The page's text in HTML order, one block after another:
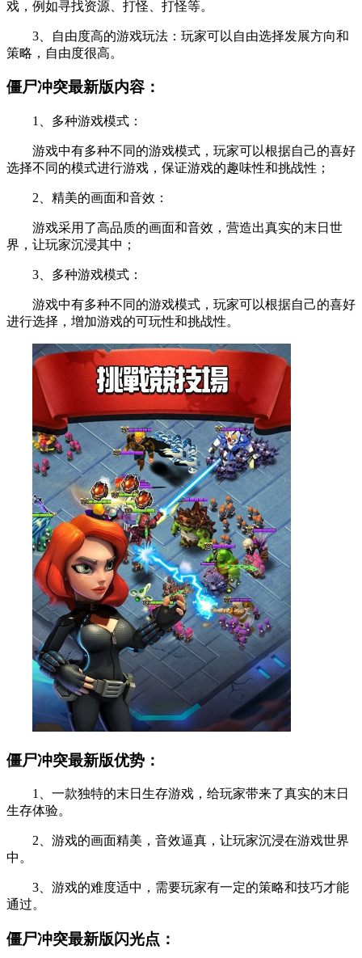
戏，例如寻找资源、打怪、打怪等。
3、自由度高的游戏玩法：玩家可以自由选择发展方向和
策略，自由度很高。
僵尸冲突最新版内容：
1、多种游戏模式：
游戏中有多种不同的游戏模式，玩家可以根据自己的喜好
选择不同的模式进行游戏，保证游戏的趣味性和挑战性；
2、精美的画面和音效：
游戏采用了高品质的画面和音效，营造出真实的末日世
界，让玩家沉浸其中；
3、多种游戏模式：
游戏中有多种不同的游戏模式，玩家可以根据自己的喜好
进行选择，增加游戏的可玩性和挑战性。
僵尸冲突最新版优势：
1、一款独特的末日生存游戏，给玩家带来了真实的末日
生存体验。
2、游戏的画面精美，音效逼真，让玩家沉浸在游戏世界
中。
3、游戏的难度适中，需要玩家有一定的策略和技巧才能
通过。
僵尸冲突最新版闪光点：